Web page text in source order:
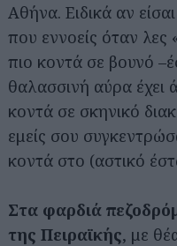
Αθήνα. Ειδικά αν
που εννοείς όταν λες
πιο κοντά σε βουνό
θαλασσινή αύρα έχει
κοντά σε σκηνικό
εμείς σου
κοντά στο (αστικό
Στα φαρδιά
της Πειραϊκής, με